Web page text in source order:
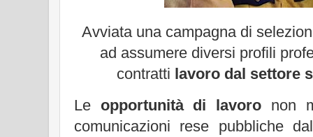
Avviata una campagna di
ad assumere diversi profili
contratti lavoro dal settore
Le opportunità di lavoro non
comunicazioni rese pubbliche